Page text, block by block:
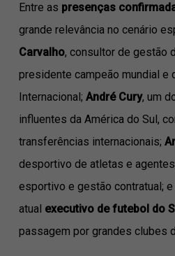
Entre as presenças
grande relevância no cenário
Carvalho, consultor de gestão
presidente campeão mundial e
Internacional; André Cury, um
influentes da América do Sul,
transferências internacionais;
desportivo de atletas e
esportivo e gestão contratual; e
atual executivo de futebol do
passagem por grandes clubes